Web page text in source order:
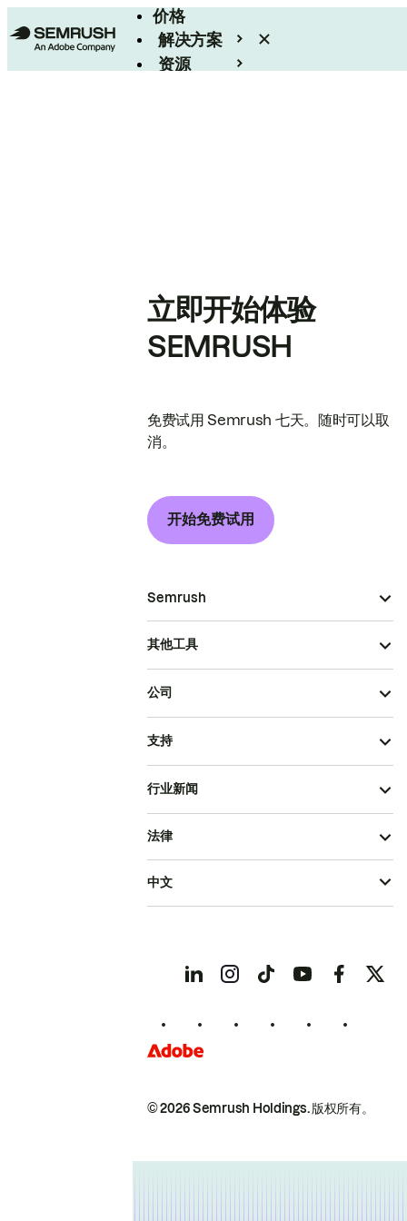
价格
解决方案
资源
立即开始体验
SEMRUSH
免费试用 Semrush 七天。随时可以取
消。
开始免费试用
Semrush
其他工具
公司
支持
行业新闻
© 2026 Semrush Holdings.版权所有。
法律
中文